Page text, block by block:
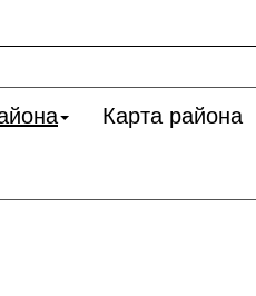
Карта района